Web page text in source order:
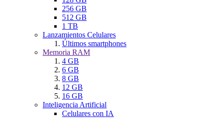
256 GB
512 GB
1 TB
Lanzamientos Celulares
Últimos smartphones
Memoria RAM
4 GB
6 GB
8 GB
12 GB
16 GB
Inteligencia Artificial
Celulares con IA